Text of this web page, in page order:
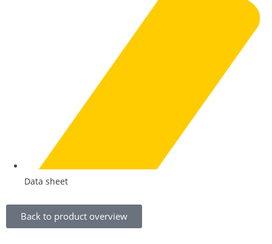
Data sheet
Back to product overview